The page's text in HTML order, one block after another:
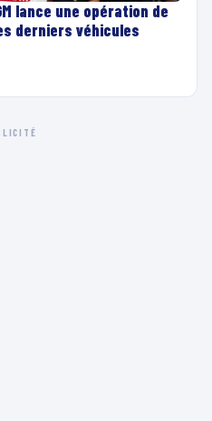
lance une opération de
derniers véhicules